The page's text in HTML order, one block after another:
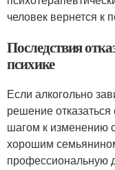
человек вернется к
Последствия
психике
Если алкогольно
решение
шагом к изменению
хорошим
профессиональную